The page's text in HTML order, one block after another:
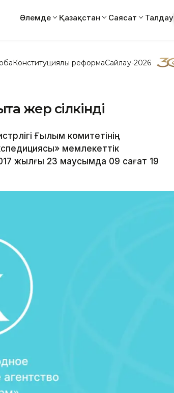
Әлемде Қазақстан Саясат Талдау
Конституциялық реформаСайлау-2026
жер сілкінді
Ғылым комитетінің
мемлекеттік
жылғы 23 маусымда 09 сағат 19